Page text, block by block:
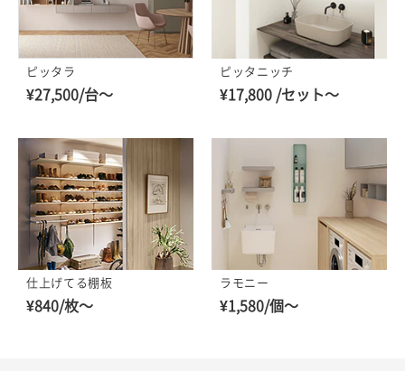
ピッタラ
¥27,500/台～
ピッタニッチ
¥17,800 /セット～
仕上げてる棚板
¥840/枚～
ラモニー
¥1,580/個～